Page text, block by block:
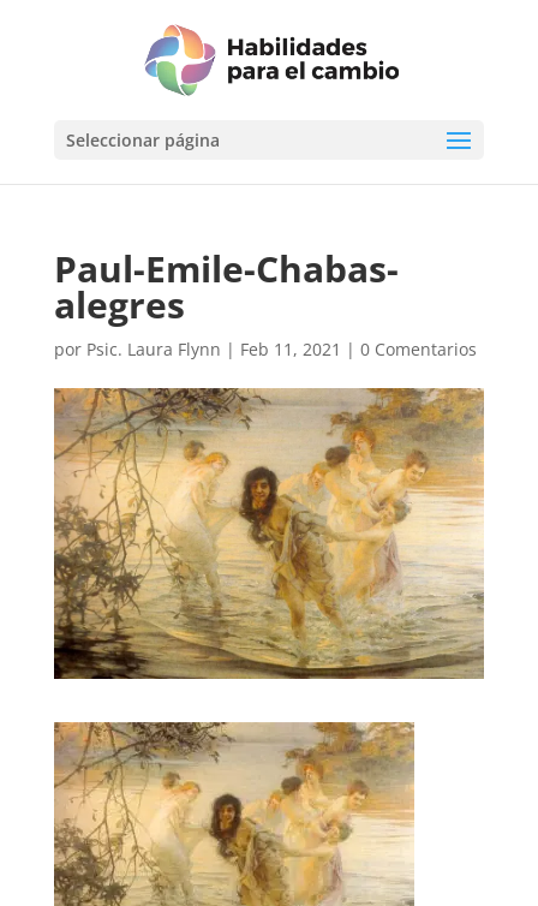
Seleccionar página
Paul-Emile-Chabas-
alegres
por Psic. Laura Flynn | Feb 11, 2021 | 0 Comentarios